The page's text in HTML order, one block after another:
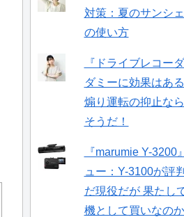
対策：夏のサンシ
の使い方
『ドライブレコー
ダミーに効果はある
煽り運転の抑止な
そうだ！
『marumie Y-3200
ュー：Y-3100が評
だ現役だが 果たし
機として買いなの